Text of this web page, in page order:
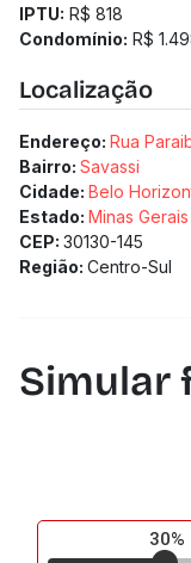
IPTU: R$ 818
Condomínio: R$
Localização
Endereço: Rua
Bairro: Savassi
Cidade: Belo
Estado: Minas Gerais
CEP: 30130-145
Região: Centro-Sul
Simular